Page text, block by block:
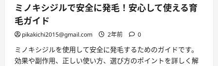
ミノキシジルで安全に発毛！安心して使える育
毛ガイド
pikakichi2015@gmail.com 2年前 0
ミノキシジルを使用して安全に発毛するためのガイドです。
効果や副作用、正しい使い方、選び方のポイントを詳しく解